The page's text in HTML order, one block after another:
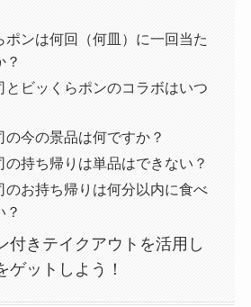
ポンは何回（何皿）に一回当た
？
とビッくらポンのコラボはいつ
の今の景品は何ですか？
の持ち帰りは単品はできない？
のお持ち帰りは何分以内に食べ
？
付きテイクアウトを活用し
ゲットしよう！